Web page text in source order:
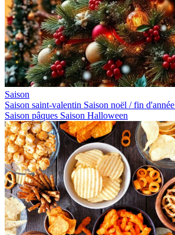
Saison
Saison saint-valentin Saison noël / fin d'année
Saison pâques Saison Halloween